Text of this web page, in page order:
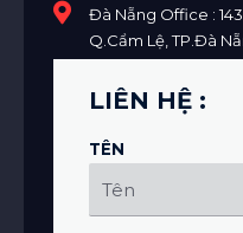
Đà Nẵng Office :
Q.Cẩm Lệ, TP.Đà
LIÊN HỆ :
TÊN